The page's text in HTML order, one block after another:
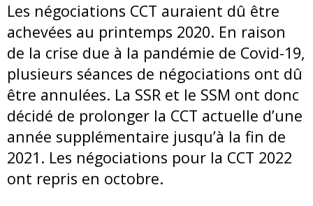
Les négociations CCT auraient dû être
achevées au printemps 2020. En raison
de la crise due à la pandémie de Covid-19,
plusieurs séances de négociations ont dû
être annulées. La SSR et le SSM ont donc
décidé de prolonger la CCT actuelle d’une
année supplémentaire jusqu’à la fin de
2021. Les négociations pour la CCT 2022
ont repris en octobre.